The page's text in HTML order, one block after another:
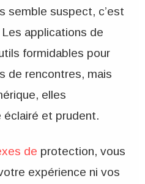
semble suspect, c’est
applications de
formidables pour
de rencontres, mais
elles
éclairé et prudent.
de protection, vous
expérience ni vos